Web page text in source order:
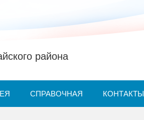
района
СПРАВОЧНАЯ КОНТАКТЫ